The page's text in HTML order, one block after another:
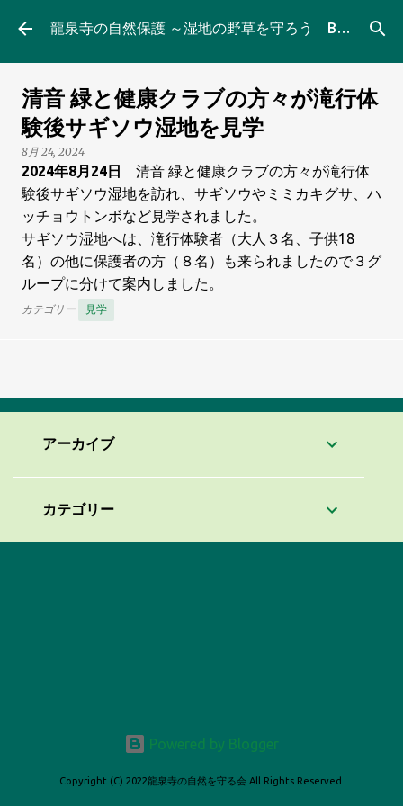
スキップしてメイン コンテンツに移動 龍泉寺の自然保護 ～湿地の野草を守ろう Blog
清音 緑と健康クラブの方々が滝行体
験後サギソウ湿地を見学
8月 24, 2024
2024年8月24日
清音 緑と健康クラブの方々が滝行体
験後サギソウ湿地を訪れ、サギソウやミミカキグサ、ハ
ッチョウトンボなど見学されました。
サギソウ湿地へは、滝行体験者（大人３名、子供18
名）の他に保護者の方（８名）も来られましたので３グ
ループに分けて案内しました。
カテゴリー 見学
アーカイブ
カテゴリー
Powered by Blogger
Copyright (C) 2022龍泉寺の自然を守る会 All Rights Reserved.